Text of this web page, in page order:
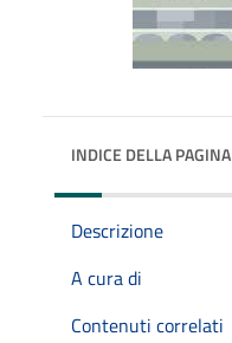
INDICE DELLA PAGINA
Descrizione
A cura di
Contenuti correlati